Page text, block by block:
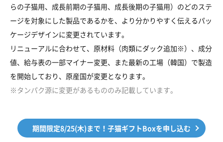
らの子猫用、成長前期の子猫用、成長後期の子猫用）のどのステ
ージを対象にした製品であるかを、より分かりやすく伝えるパッ
ケージデザインに変更されています。
リニューアルに合わせて、原材料（肉類にダック追加※）、成分
値、給与表の一部マイナー変更、また最新の工場（韓国）で製造
を開始しており、原産国が変更となります。
※タンパク源に変更があるもののみ記載しています。
期間限定8/25(木)まで！子猫ギフトBoxを申し込む